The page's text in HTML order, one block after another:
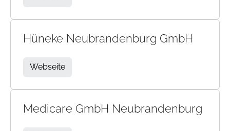
Hüneke Neubrandenburg GmbH
Webseite
Medicare GmbH Neubrandenburg